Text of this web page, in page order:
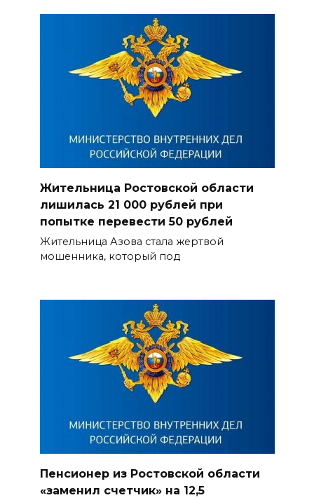
Жительница Ростовской области
лишилась 21 000 рублей при
попытке перевести 50 рублей
Жительница Азова стала жертвой
мошенника, который под
Пенсионер из Ростовской области
«заменил счетчик» на 12,5